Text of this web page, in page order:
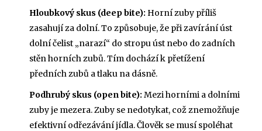
Hloubkový skus (deep bite): Horní zuby příliš
zasahují za dolní. To způsobuje, že při zavírání úst
dolní čelist „narazí“ do stropu úst nebo do zadních
stěn horních zubů. Tím dochází k přetížení
předních zubů a tlaku na dásně.
Podhrubý skus (open bite): Mezi horními a dolními
zuby je mezera. Zuby se nedotykat, což znemožňuje
efektivní odřezávání jídla. Člověk se musí spoléhat